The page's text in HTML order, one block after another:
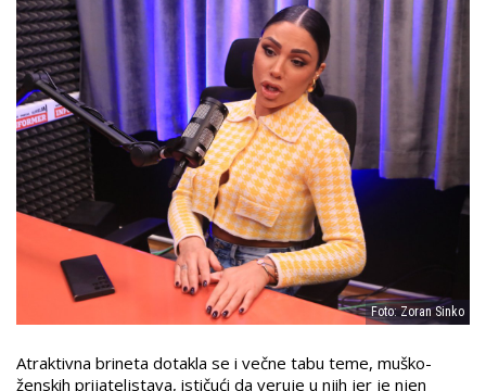
Foto: Zoran Sinko
Atraktivna brineta dotakla se i večne tabu teme, muško-
ženskih prijateljstava, ističući da veruje u njih jer je njen